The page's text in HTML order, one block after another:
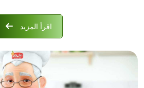
اقرأ المزيد